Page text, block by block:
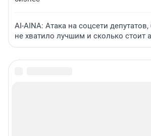
AI-AINA: Атака на соцсети
не хватило лучшим и сколько стоит